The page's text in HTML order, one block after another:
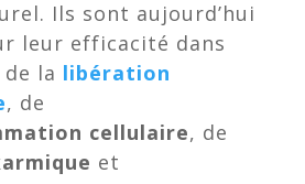
Ils sont aujourd’hui
leur efficacité dans
la libération
, de
cellulaire, de
et